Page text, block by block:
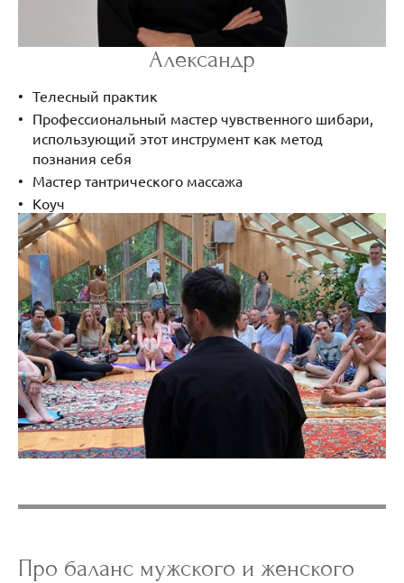
Александр
Телесный практик
Профессиональный мастер чувственного шибари,
использующий этот инструмент как метод
познания себя
Мастер тантрического массажа
Коуч
Про баланс мужского и женского